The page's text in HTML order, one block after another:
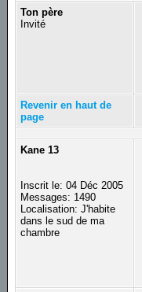
Ton père
Invité
Revenir en haut de
page
Kane 13
Inscrit le: 04 Déc 2005
Messages: 1490
Localisation: J'habite
dans le sud de ma
chambre